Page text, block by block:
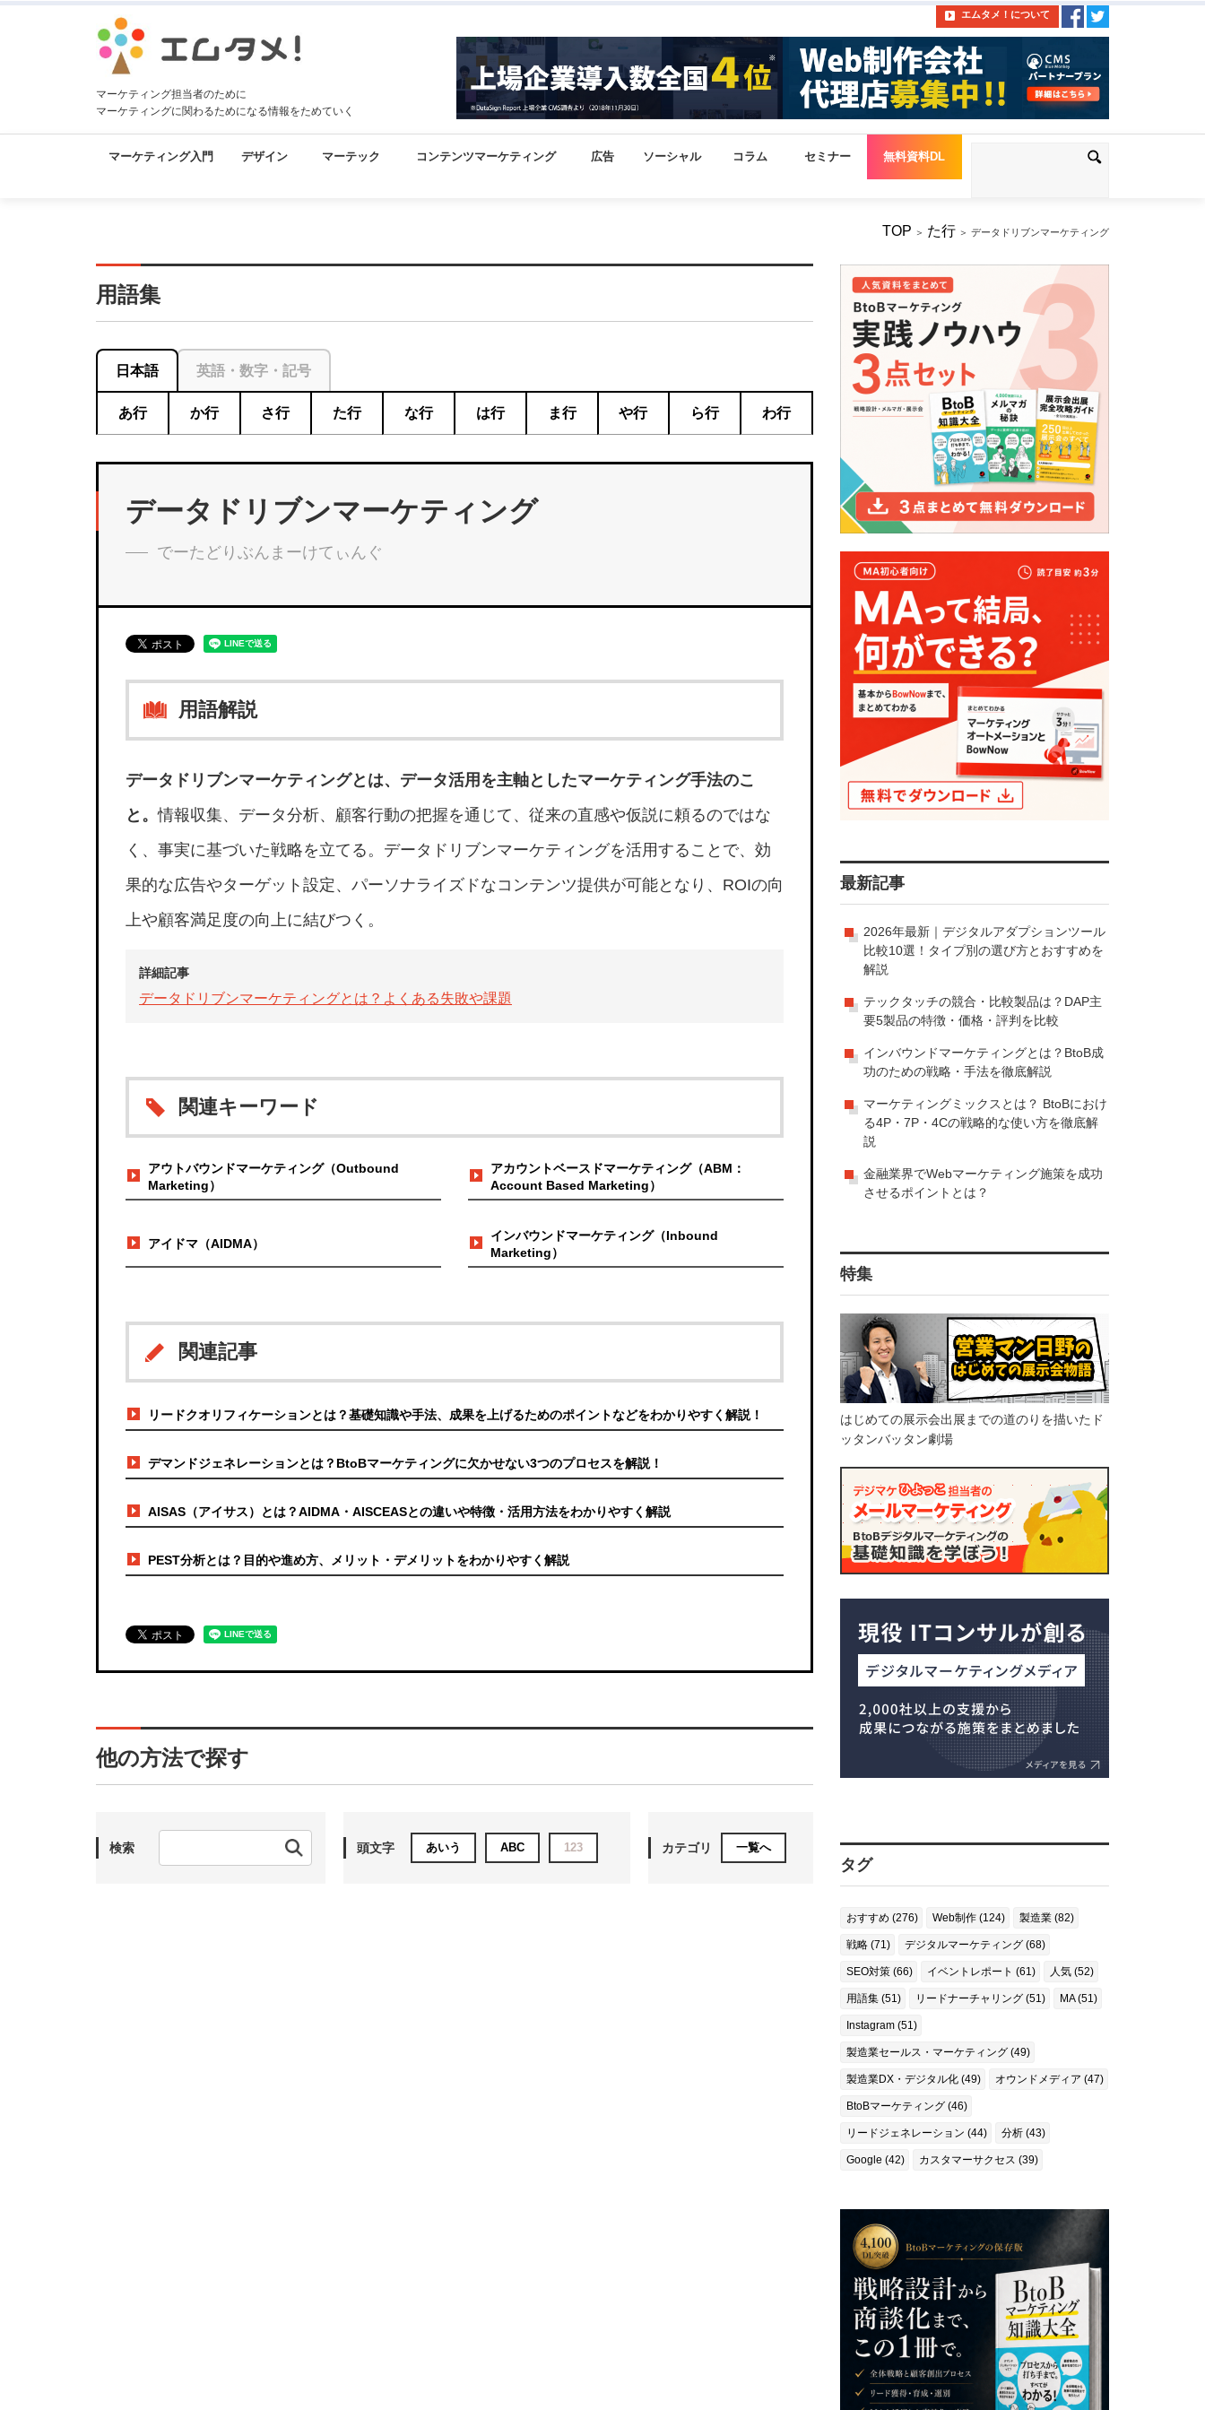
エムタメ！について
マーケティング担当者のために
マーケティングに関わるためになる情報をためていく
マーケティング入門 デザイン マーテック コンテンツマーケティング 広告 ソーシャル コラム セミナー 無料資料DL
TOP ＞ た行 ＞ データドリブンマーケティング
用語集
日本語 英語・数字・記号
あ行 か行 さ行 た行 な行 は行 ま行 や行 ら行 わ行
データドリブンマーケティング
でーたどりぶんまーけてぃんぐ
用語解説
データドリブンマーケティングとは、データ活用を主軸としたマーケティング手法のこ
と。情報収集、データ分析、顧客行動の把握を通じて、従来の直感や仮説に頼るのではな
く、事実に基づいた戦略を立てる。データドリブンマーケティングを活用することで、効
果的な広告やターゲット設定、パーソナライズドなコンテンツ提供が可能となり、ROIの向
上や顧客満足度の向上に結びつく。
詳細記事
データドリブンマーケティングとは？よくある失敗や課題
関連キーワード
アウトバウンドマーケティング（Outbound
Marketing）
アカウントベースドマーケティング（ABM：
Account Based Marketing）
アイドマ（AIDMA）
インバウンドマーケティング（Inbound
Marketing）
関連記事
リードクオリフィケーションとは？基礎知識や手法、成果を上げるためのポイントなどをわかりやすく解説！
デマンドジェネレーションとは？BtoBマーケティングに欠かせない3つのプロセスを解説！
AISAS（アイサス）とは？AIDMA・AISCEASとの違いや特徴・活用方法をわかりやすく解説
PEST分析とは？目的や進め方、メリット・デメリットをわかりやすく解説
他の方法で探す
検索 頭文字 あいう ABC 123 カテゴリ 一覧へ
最新記事
2026年最新｜デジタルアダプションツール
比較10選！タイプ別の選び方とおすすめを
解説
テックタッチの競合・比較製品は？DAP主
要5製品の特徴・価格・評判を比較
インバウンドマーケティングとは？BtoB成
功のための戦略・手法を徹底解説
マーケティングミックスとは？ BtoBにおけ
る4P・7P・4Cの戦略的な使い方を徹底解
説
金融業界でWebマーケティング施策を成功
させるポイントとは？
特集
はじめての展示会出展までの道のりを描いたド
ッタンバッタン劇場
タグ
おすすめ (276) Web制作 (124) 製造業 (82)
戦略 (71) デジタルマーケティング (68)
SEO対策 (66) イベントレポート (61) 人気 (52)
用語集 (51) リードナーチャリング (51) MA (51)
Instagram (51)
製造業セールス・マーケティング (49)
製造業DX・デジタル化 (49) オウンドメディア (47)
BtoBマーケティング (46)
リードジェネレーション (44) 分析 (43)
Google (42) カスタマーサクセス (39)